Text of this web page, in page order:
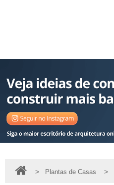
> Plantas de Casas >